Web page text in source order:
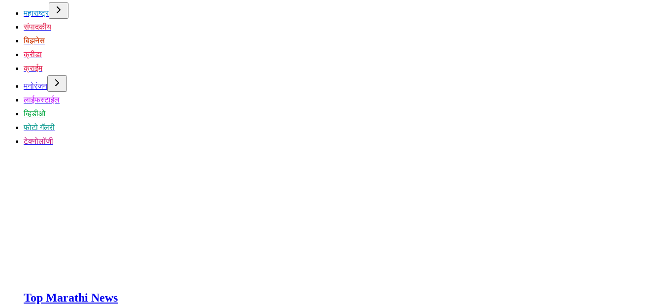
महाराष्ट्र
संपादकीय
बिझनेस
क्रीडा
क्राईम
मनोरंजन
लाईफस्टाईल
व्हिडीओ
फोटो गॅलरी
टेक्नोलॉजी
Top Marathi News